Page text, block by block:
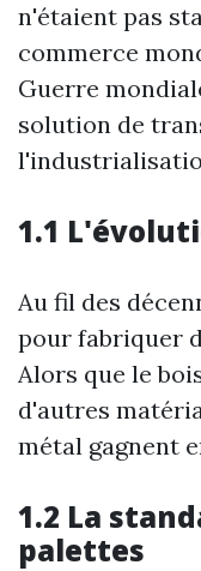
n'étaient pas
commerce
Guerre
solution de
1.1
Au fil des
pour fabriquer
Alors que le
d'autres
métal gagnent
1.2 La
palettes